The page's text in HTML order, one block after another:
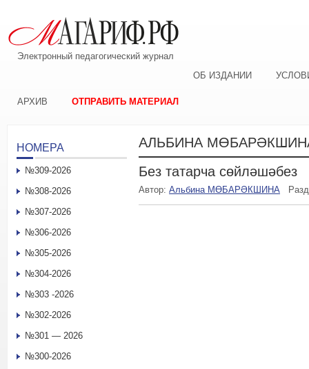
Электронный педагогический журнал
ОБ ИЗДАНИИ
АРХИВ ОТПРАВИТЬ МАТЕРИАЛ
АЛЬБИНА
Без татарча сөйләшәбез
Автор: Альбина МӨБАРӘКШИНА
НОМЕРА
№309-2026
№308-2026
№307-2026
№306-2026
№305-2026
№304-2026
№303 -2026
№302-2026
№301 — 2026
№300-2026